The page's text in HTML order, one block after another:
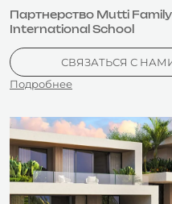
Партнерство Mutti
International School
СВЯЗАТЬСЯ С
Подробнее